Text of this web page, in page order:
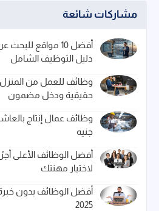
مشاركات شائعة
دليل التوظيف الشامل
حقيقية ودخل مضمون
جنيه
لاختيار مهنتك
أفضل الوظائف بدون
2025